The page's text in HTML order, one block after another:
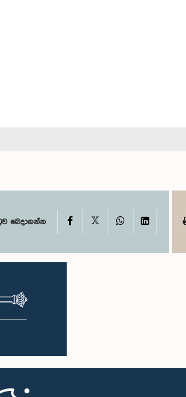
බෙදාගන්න Facebook WhatsAppLinkedIn